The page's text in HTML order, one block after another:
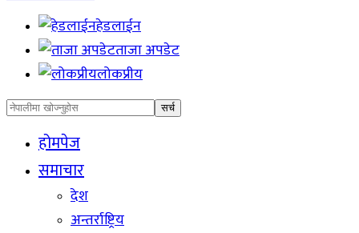
हेडलाईन
ताजा अपडेट
लोकप्रीय
होमपेज
समाचार
देश
अन्तर्राष्ट्रिय